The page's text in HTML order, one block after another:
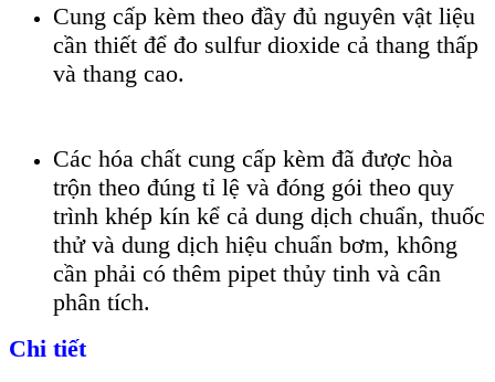
Cung cấp kèm theo đầy đủ nguyên vật liệu
cần thiết để đo sulfur dioxide cả thang thấp
và thang cao.
Các hóa chất cung cấp kèm đã được hòa
trộn theo đúng tỉ lệ và đóng gói theo quy
trình khép kín kể cả dung dịch chuẩn, thuốc
thử và dung dịch hiệu chuẩn bơm, không
cần phải có thêm pipet thủy tinh và cân
phân tích.
Chi tiết